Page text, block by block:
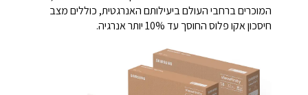
המוכרים ברחבי העולם ביעילותם האנרגטית, כוללים מצב
חיסכון אקו פלוס החוסך עד 10% יותר אנרגיה.